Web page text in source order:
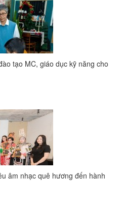
tạo MC, giáo dục kỹ năng cho
âm nhạc quê hương đến hành